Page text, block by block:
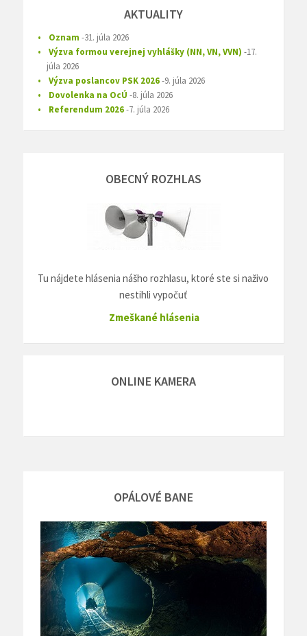
AKTUALITY
Oznam 31. júla 2026
Výzva formou verejnej vyhlášky (NN, VN, VVN) 17.
júla 2026
Výzva poslancov PSK 2026 9. júla 2026
Dovolenka na OcÚ 8. júla 2026
Referendum 2026 7. júla 2026
OBECNÝ ROZHLAS
Tu nájdete hlásenia nášho rozhlasu, ktoré ste si naživo
nestihli vypočuť
Zmeškané hlásenia
ONLINE KAMERA
OPÁLOVÉ BANE